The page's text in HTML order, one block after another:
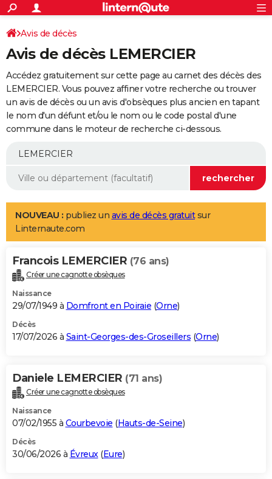
ACTUALITÉS
Politique
Société
Faits Divers
Education
Monde
Villes
+
SPORT
Coupe du monde 2026
Football
Tennis
Cyclisme
Rugby
Forum
Programme TV
TNTStreaming
Cinéma
Sorties cinéma
Musique
+FINANCE
Impôts
Immobilier
Risques naturels par ville
Banque
Assurance
Crédit
AUTO
Essais
Réserver un essai
Citadines
Berlines
SUV
Forum auto
+
Mobiles
Meilleur smartphone
Internet
Ordinateurs
Jeux vidéo
Guide high-tech
Aménagement intérieur
LIFESTYLE
Art de vivre
Bien-être
Loisirs
Mode
Modes de vie
Alimentation
Guide de la santé
Maladies
Médicaments
Sommeil
VOYAGE
Destinations
City break
Voyage nature
Voyage de noces
Forum
Climat
+PHOTO
GUIDES D'ACHAT
BONS PLANS
Carte de Noël
Carte Bonne année
Carte Saint-Valentin
Carte Pâques
Carte d'anniversaire
DICTIONNAIRE
Dictionnaire
Biographies
Citations
Expressions
Proverbes
PROGRAMME TV
S'inscrire
Se connecter
Lycées
Collèges
Primaires
Universités
Entreprises
Service militaire
Avis de recherche
AVIS DE DÉCÈS
Avis de décès
Avis de décès LEMERCIER
Accédez gratuitement sur cette page au carnet des décès des
LEMERCIER. Vous pouvez affiner votre recherche ou trouver
un avis de décès ou un avis d'obsèques plus ancien en tapant
le nom d'un défunt et/ou le nom ou le code postal d'une
commune dans le moteur de recherche ci-dessous.
NOUVEAU : publiez un avis de décès gratuitsur
Linternaute.com
Francois LEMERCIER (76 ans)
Créer une cagnotte obsèques
Naissance
29/07/1949 à Domfront en Poiraie (Orne)
Décès
17/07/2026 à Saint-Georges-des-Groseillers (Orne)
Daniele LEMERCIER (71 ans)
Créer une cagnotte obsèques
Naissance
07/02/1955 à Courbevoie (Hauts-de-Seine)
Décès
30/06/2026 à Évreux(Eure)